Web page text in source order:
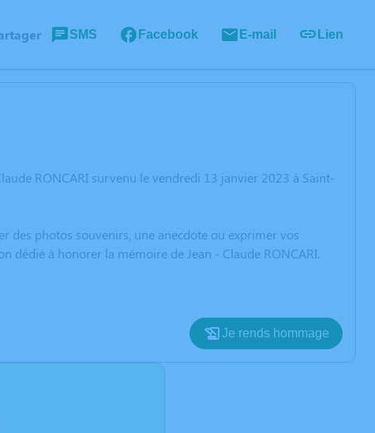
SMS Facebook E-mail Lien
RONCARI survenu le vendredi 13 janvier 2023 à Saint-
des photos souvenirs, une anecdote ou exprimer vos
dédié à honorer la mémoire de Jean - Claude RONCARI.
Je rends hommage